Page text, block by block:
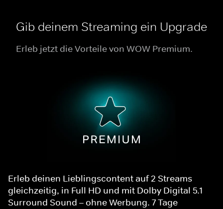
Gib deinem Streaming ein Upgrade
Erleb jetzt die Vorteile von WOW Premium.
Erleb deinen Lieblingscontent auf 2 Streams
gleichzeitig, in Full HD und mit Dolby Digital 5.1
Surround Sound – ohne Werbung. 7 Tage